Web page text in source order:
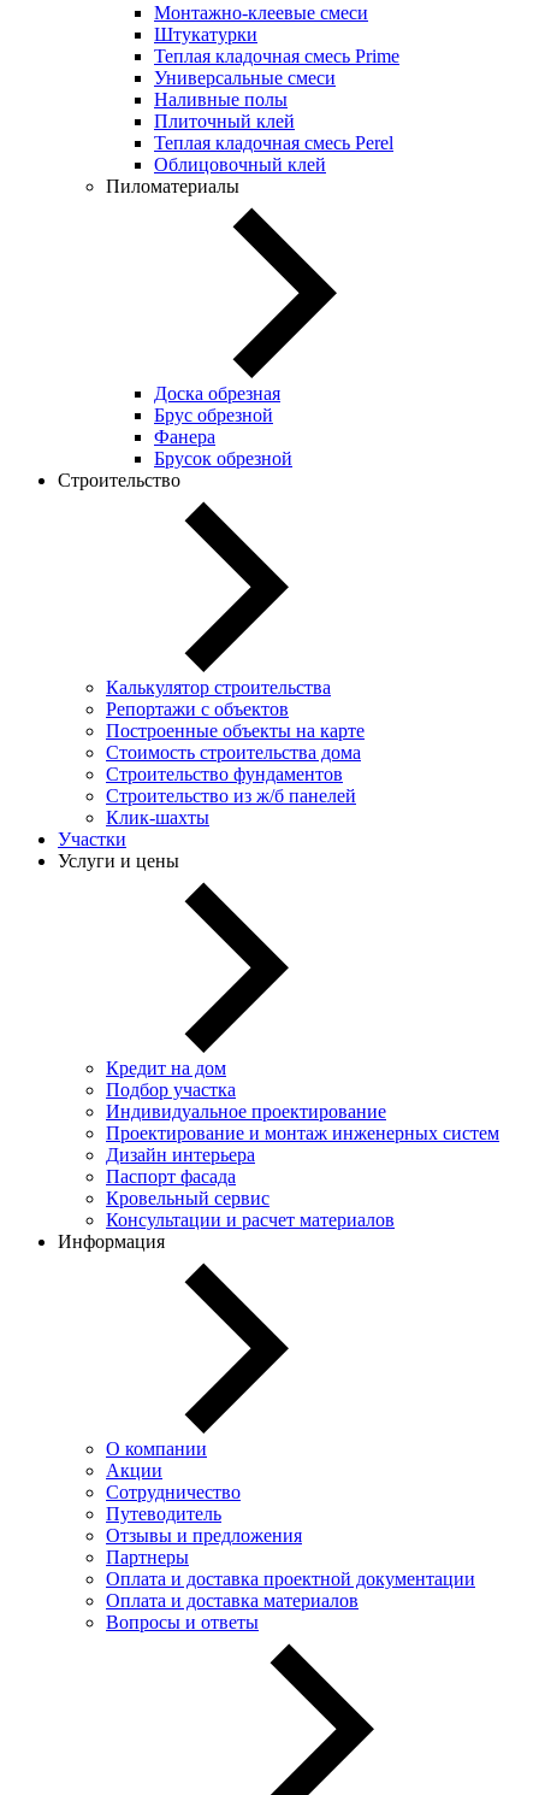
Монтажно-клеевые смеси
Штукатурки
Теплая кладочная смесь Prime
Универсальные смеси
Наливные полы
Плиточный клей
Теплая кладочная смесь Perel
Облицовочный клей
Пиломатериалы
Доска обрезная
Брус обрезной
Фанера
Брусок обрезной
Строительство
Калькулятор строительства
Репортажи с объектов
Построенные объекты на карте
Стоимость строительства дома
Строительство фундаментов
Строительство из ж/б панелей
Клик-шахты
Участки
Услуги и цены
Кредит на дом
Подбор участка
Индивидуальное проектирование
Проектирование и монтаж инженерных систем
Дизайн интерьера
Паспорт фасада
Кровельный сервис
Консультации и расчет материалов
Информация
О компании
Акции
Сотрудничество
Путеводитель
Отзывы и предложения
Партнеры
Оплата и доставка проектной документации
Оплата и доставка материалов
Вопросы и ответы